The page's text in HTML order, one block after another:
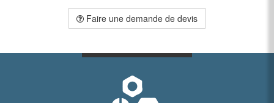
Faire une demande de devis